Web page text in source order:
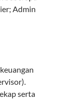
Admin
serta